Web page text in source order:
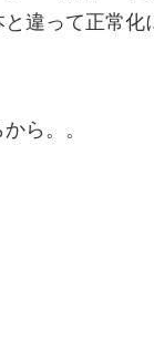
違って正常化
ら。。